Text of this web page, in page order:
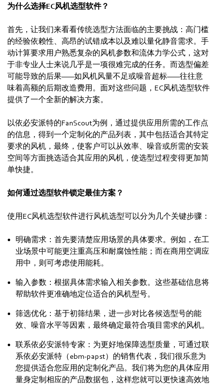
为什么选择EC风机选型软件？
首先，让我们来看看传统选型方法面临的主要挑战：高门槛
的经验依赖性、高昂的试错成本以及难以量化静音需求。手
动计算要求用户熟悉复杂的风机参数和流体力学公式，这对
于非专业人士来说几乎是一项很难完成的任务。而选型偏差
可能导致的后果——如风机风量不足或噪音超标——往往意
味着高额的后期改造费用。面对这些问题，EC风机选型软件
提供了一个全新的解决方案。
以依必安派特的FanScout为例，通过提供应用所需的工作点
的信息，得到一个定制化的产品列表，其中包括适合其特定
要求的风机，最终，使客户可以从效率、噪音或所需的安装
空间等方面挑选适合其应用的风机，使选型过程变得更加简
单快捷。
如何通过选型软件锁定最佳方案？
使用EC风机选型软件进行风机选型可以分为几个关键步骤：
明确需求：首先要清楚应用场景的具体要求。例如，在工
业场景中可能更注重高压和耐腐蚀性能；而在商用空调应
用中，则可考虑使用能耗。
输入参数：根据具体需求输入相关参数。这些基础信息将
帮助软件更准确地定位适合的风机型号。
筛选优化：基于初筛结果，进一步对比各候选型号的能
效、噪音水平等因素，最终确定最符合项目需求的风机。
联系依必安派特专家：为更好地保障选型质量，可通过联
系依必安派特（ebm‑papst）的销售代表，我们很乐意为
您提供适合您应用的定制化产品。我们将为您的具体应用
量身定制相应的产品数据包，这样您就可以更快速高效地